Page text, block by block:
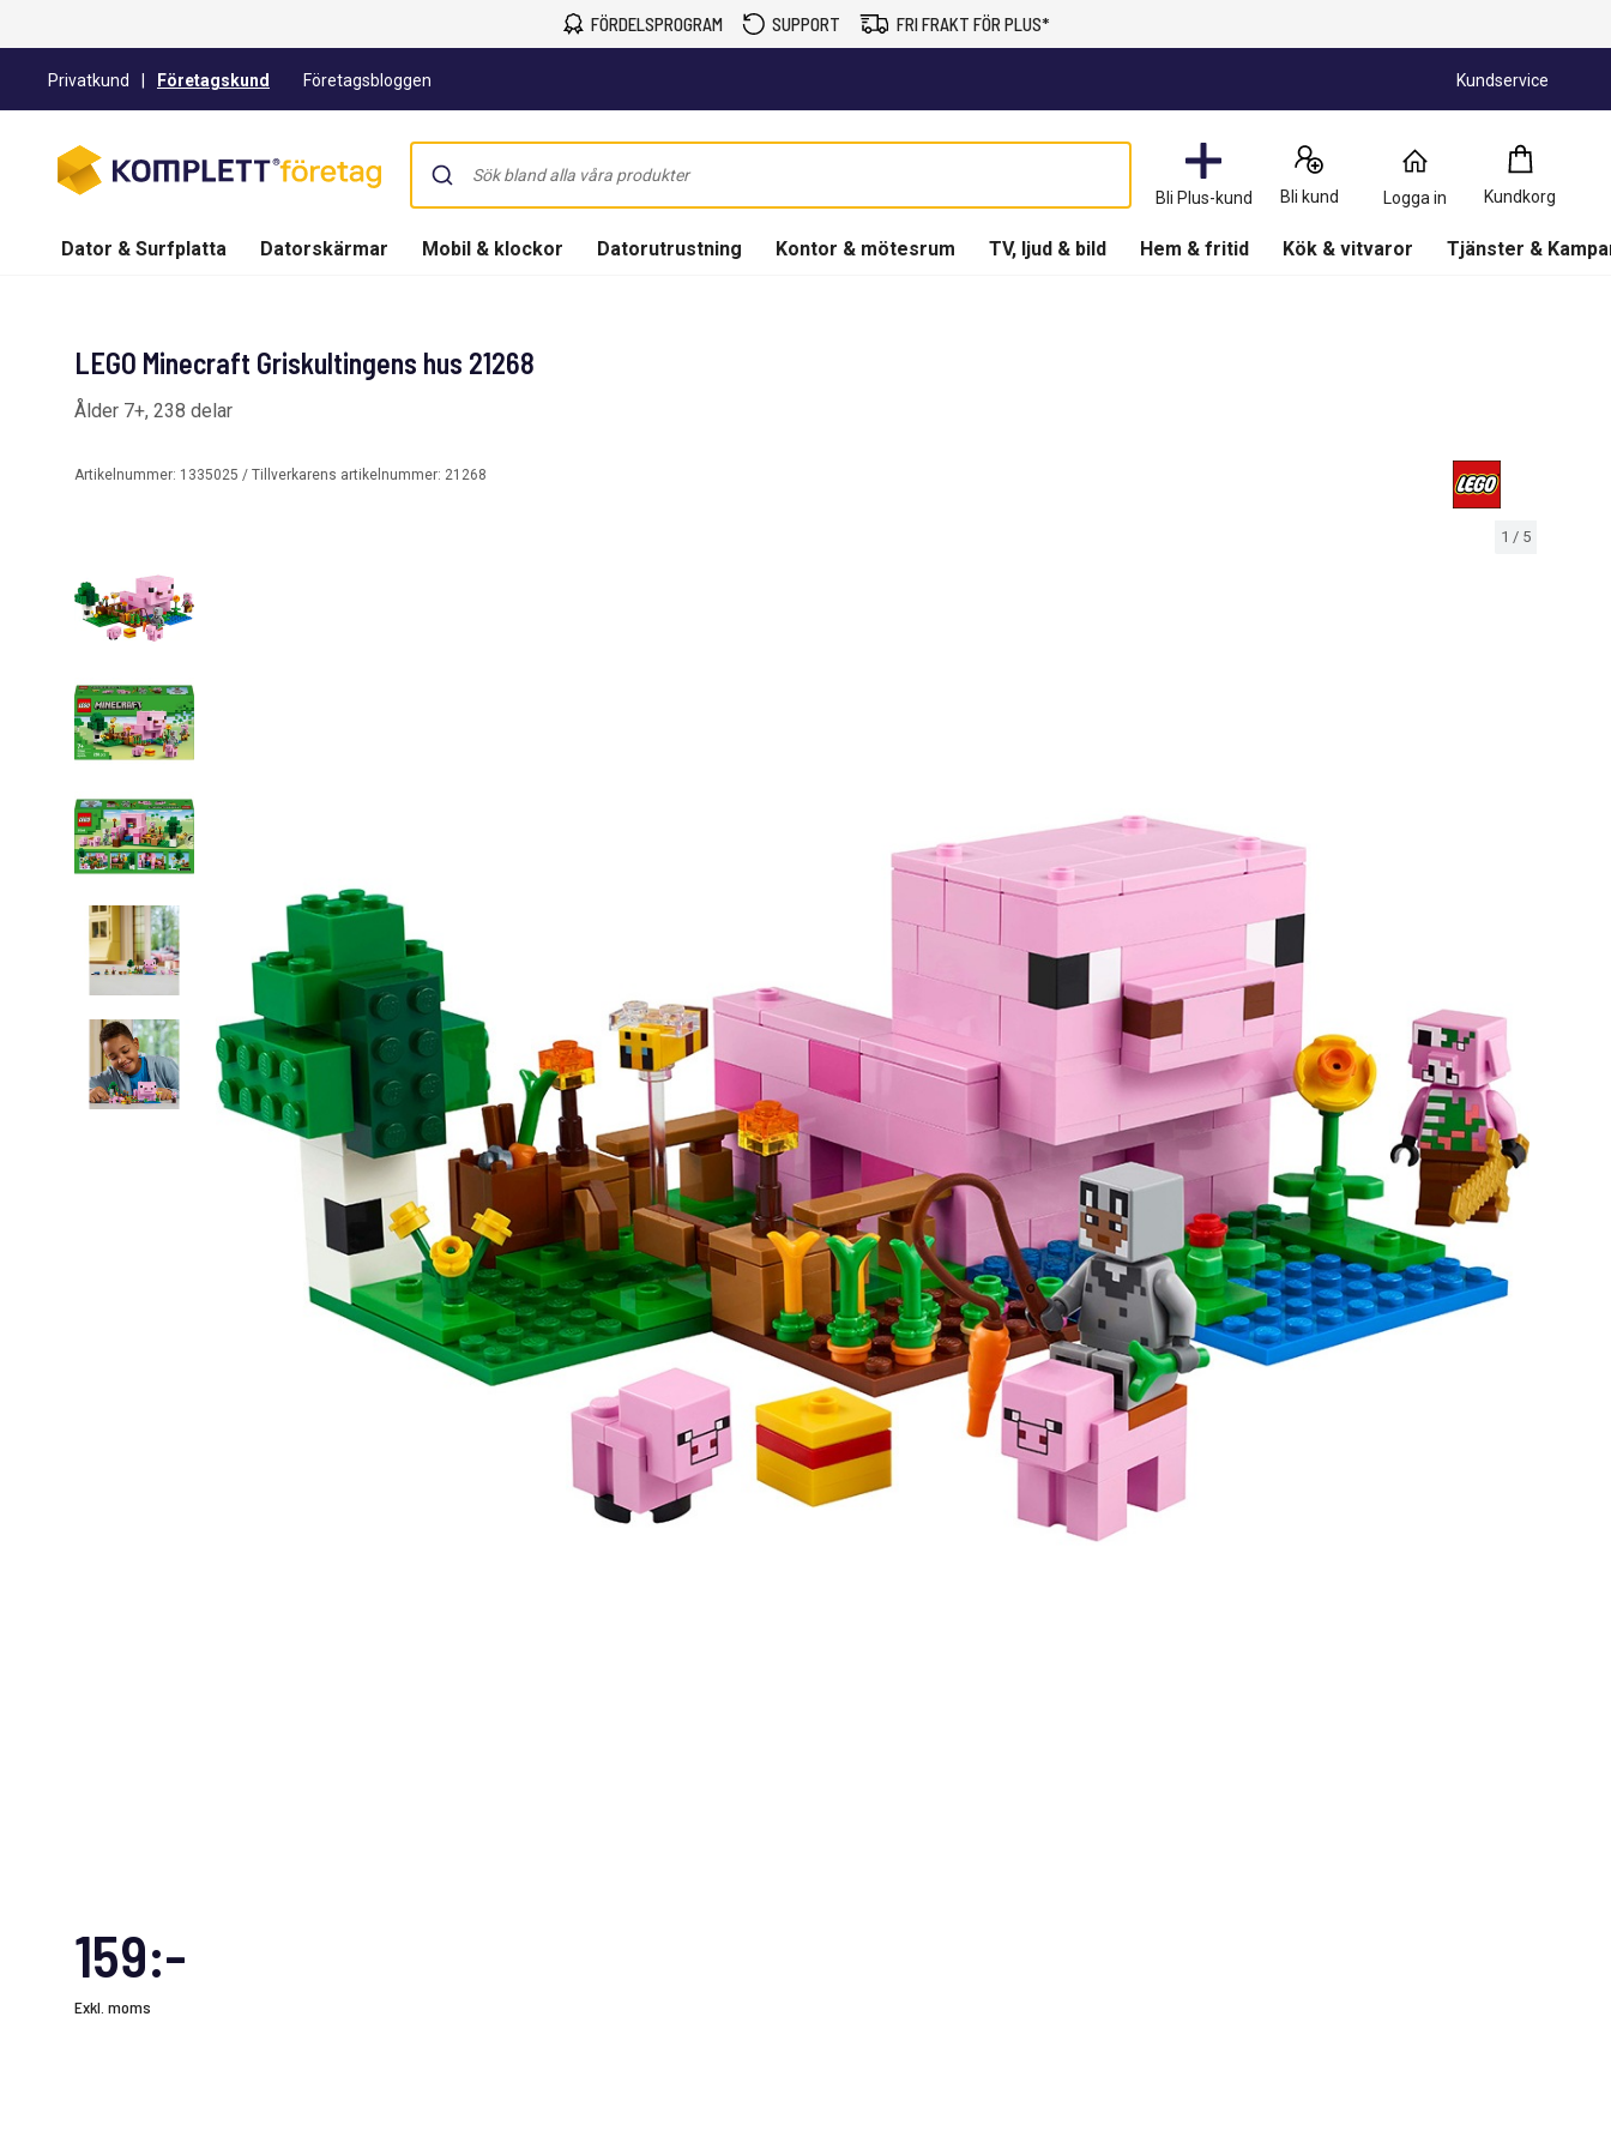
FÖRDELSPROGRAM SUPPORT FRI FRAKT FÖR PLUS*
Privatkund Företagskund Företagsbloggen Kundservice
Bli Plus-kund Bli kund Logga in Kundkorg
Kundkorg
0
Produkter
Dator & Surfplatta Datorskärmar Mobil & klockor Datorutrustning Kontor & mötesrum TV, ljud & bild Hem & fritid Kök & vitvaror Tjänster &
1 / 5
LEGO Minecraft Griskultingens hus 21268
Ålder 7+, 238 delar
Artikelnummer: 1335025 / Tillverkarens artikelnummer: 21268
159:-
Exkl. moms